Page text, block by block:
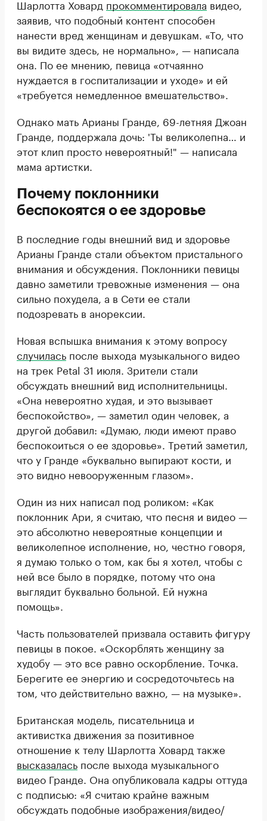
Шарлотта Ховард прокомментировала видео,
заявив, что подобный контент способен
нанести вред женщинам и девушкам. «То, что
вы видите здесь, не нормально», — написала
она. По ее мнению, певица «отчаянно
нуждается в госпитализации и уходе» и ей
«требуется немедленное вмешательство».
Однако мать Арианы Гранде, 69-летняя Джоан
Гранде, поддержала дочь: 'Ты великолепна… и
этот клип просто невероятный!" — написала
мама артистки.
Почему поклонники
беспокоятся о ее здоровье
В последние годы внешний вид и здоровье
Арианы Гранде стали объектом пристального
внимания и обсуждения. Поклонники певицы
давно заметили тревожные изменения — она
сильно похудела, а в Сети ее стали
подозревать в анорексии.
Новая вспышка внимания к этому вопросу
случилась после выхода музыкального видео
на трек Petal 31 июля. Зрители стали
обсуждать внешний вид исполнительницы.
«Она невероятно худая, и это вызывает
беспокойство», — заметил один человек, а
другой добавил: «Думаю, люди имеют право
беспокоиться о ее здоровье». Третий заметил,
что у Гранде «буквально выпирают кости, и
это видно невооруженным глазом».
Один из них написал под роликом: «Как
поклонник Ари, я считаю, что песня и видео —
это абсолютно невероятные концепции и
великолепное исполнение, но, честно говоря,
я думаю только о том, как бы я хотел, чтобы с
ней все было в порядке, потому что она
выглядит буквально больной. Ей нужна
помощь».
Часть пользователей призвала оставить фигуру
певицы в покое. «Оскорблять женщину за
худобу — это все равно оскорбление. Точка.
Берегите ее энергию и сосредоточьтесь на
том, что действительно важно, — на музыке».
Британская модель, писательница и
активистка движения за позитивное
отношение к телу Шарлотта Ховард также
высказалась после выхода музыкального
видео Гранде. Она опубликовала кадры оттуда
с подписью: «Я считаю крайне важным
обсуждать подобные изображения/видео/